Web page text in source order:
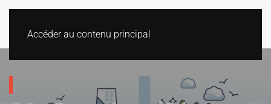
Accéder au contenu principal